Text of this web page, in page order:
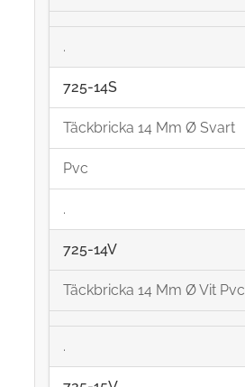
.
725-14S
Täckbricka 14 Mm Ø Svart
Pvc
.
725-14V
Täckbricka 14 Mm Ø Vit Pvc
.